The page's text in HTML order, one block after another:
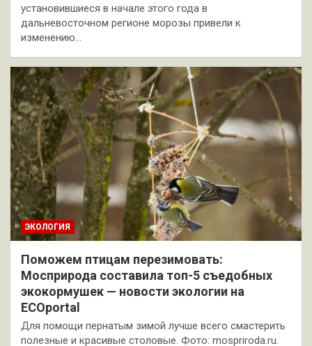
установившиеся в начале этого года в
дальневосточном регионе морозы привели к
изменению…
ЭКОЛОГИЯ
Поможем птицам перезимовать:
Мосприрода составила топ-5 съедобных
экокормушек — новости экологии на
ECOportal
Для помощи пернатым зимой лучше всего смастерить
полезные и красивые столовые. Фото: mospriroda.ru.